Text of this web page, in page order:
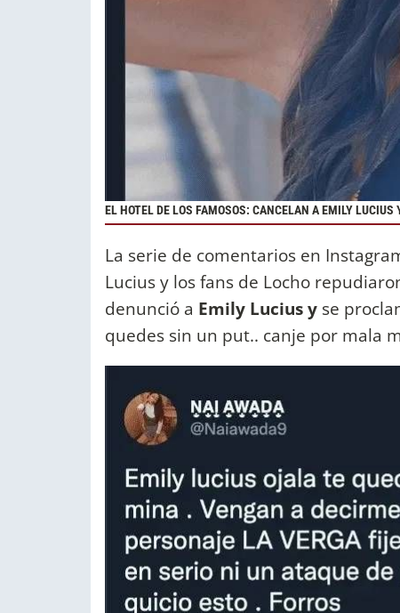
EL HOTEL DE LOS FAMOSOS: CANCELAN A EMILY LUCIUS
La serie de comentarios en
Lucius y los fans de Locho
denunció a Emily Lucius y se
quedes sin un put.. canje por mala